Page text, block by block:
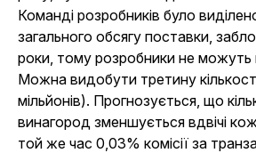
Команді розробників було
загального обсягу поставки,
роки, тому розробники не можуть
Можна видобути третину
мільйонів). Прогнозується, що
винагород зменшується вдвічі
той же час 0,03% комісії за